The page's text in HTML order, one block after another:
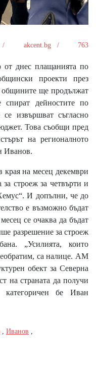
/ akcent.bg / 763
днес плащанията по
проекти през
общините ще продължат
дейностите по
извършват съгласно
Това съобщи пред
на регионалното
Иванов.
на месец декември
строеж за четвърти и
И допълни, че до
е възможно бъдат
се очаква да бъдат
разрешение за строеж
„Усилията, които
са налице. АМ
обект за Северна
на страната да получи
категоричен бе Иван
, Иванов ,